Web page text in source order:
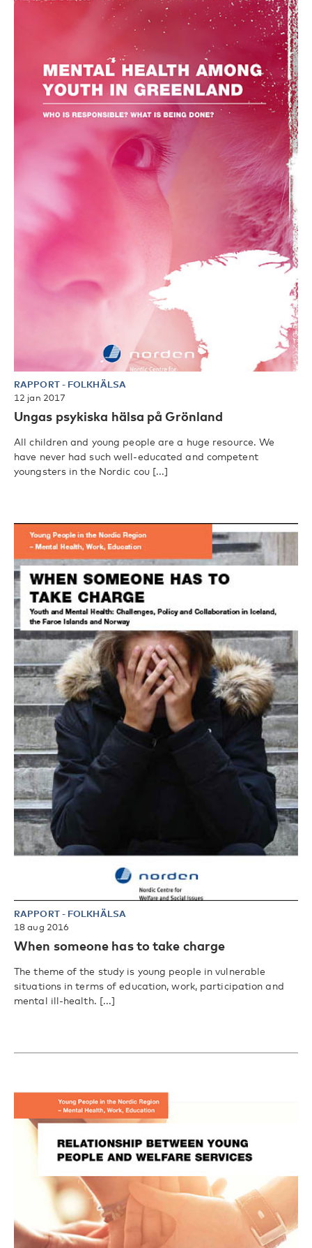
RAPPORT- FOLKHÄLSA
12 jan 2017
Ungas psykiska hälsa på Grönland
All children and young people are a huge resource. We
have never had such well-educated and competent
youngsters in the Nordic cou [...]
RAPPORT- FOLKHÄLSA
18 aug 2016
When someone has to take charge
The theme of the study is young people in vulnerable
situations in terms of education, work, participation and
mental ill-health. [...]